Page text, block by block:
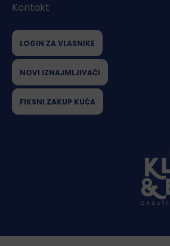
Kontakt
LOGIN ZA VLASNIKE
NOVI IZNAJMLJIVAČI
FIKSNI ZAKUP KUĆA